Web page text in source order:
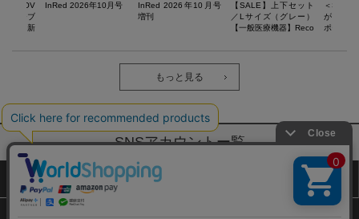
LOV
ッチブ
毎日。新
InRed 2026年10月号
InRed 2026年10月号
増刊
【SALE】上下セット
／Lサイズ（グレー）
【一般医療機器】Reco
ウェア 長袖クルーネッ
ク・ロングパンツ
＜SALE
がある
ポーチ
もっと見る
SNSアカウントー覧
サイトマップ